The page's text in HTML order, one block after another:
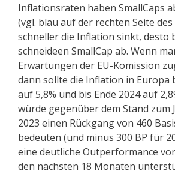
Inflationsraten haben SmallCaps
(vgl. blau auf der rechten Seite des
schneller die Inflation sinkt, desto
schneideen SmallCap ab. Wenn
Erwartungen der EU-Komission
dann sollte die Inflation in Europa
auf 5,8% und bis Ende 2024 auf
würde gegenüber dem Stand zum
2023 einen Rückgang von 460
bedeuten (und minus 300 BP für
eine deutliche Outperformance
den nächsten 18 Monaten